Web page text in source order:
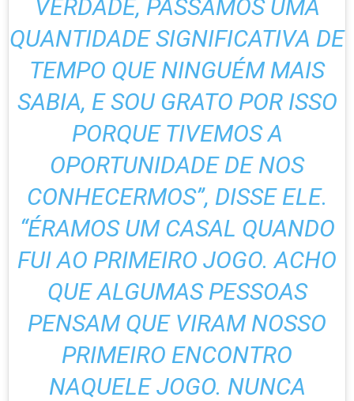
VERDADE, PASSAMOS UMA
QUANTIDADE SIGNIFICATIVA DE
TEMPO QUE NINGUÉM MAIS
SABIA, E SOU GRATO POR ISSO
PORQUE TIVEMOS A
OPORTUNIDADE DE NOS
CONHECERMOS”, DISSE ELE.
“ÉRAMOS UM CASAL QUANDO
FUI AO PRIMEIRO JOGO. ACHO
QUE ALGUMAS PESSOAS
PENSAM QUE VIRAM NOSSO
PRIMEIRO ENCONTRO
NAQUELE JOGO. NUNCA